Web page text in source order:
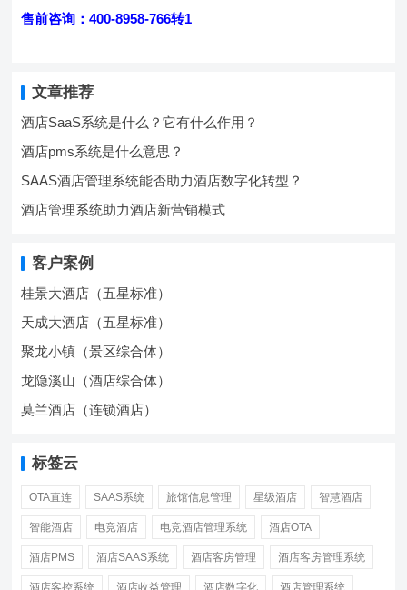
售前咨询：400-8958-766转1
文章推荐
酒店SaaS系统是什么？它有什么作用？
酒店pms系统是什么意思？
SAAS酒店管理系统能否助力酒店数字化转型？
酒店管理系统助力酒店新营销模式
客户案例
桂景大酒店（五星标准）
天成大酒店（五星标准）
聚龙小镇（景区综合体）
龙隐溪山（酒店综合体）
莫兰酒店（连锁酒店）
标签云
OTA直连 SAAS系统 旅馆信息管理 星级酒店 智慧酒店
智能酒店 电竞酒店 电竞酒店管理系统 酒店OTA
酒店PMS 酒店SAAS系统 酒店客房管理 酒店客房管理系统